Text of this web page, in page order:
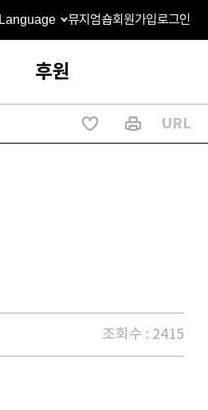
Language 뮤지엄숍회원가입로그인
후원
URL
조회수 : 2415